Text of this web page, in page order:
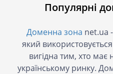
Популярні
Доменна зона net.ua
який
вигідна тим, хто має
українському ринку.